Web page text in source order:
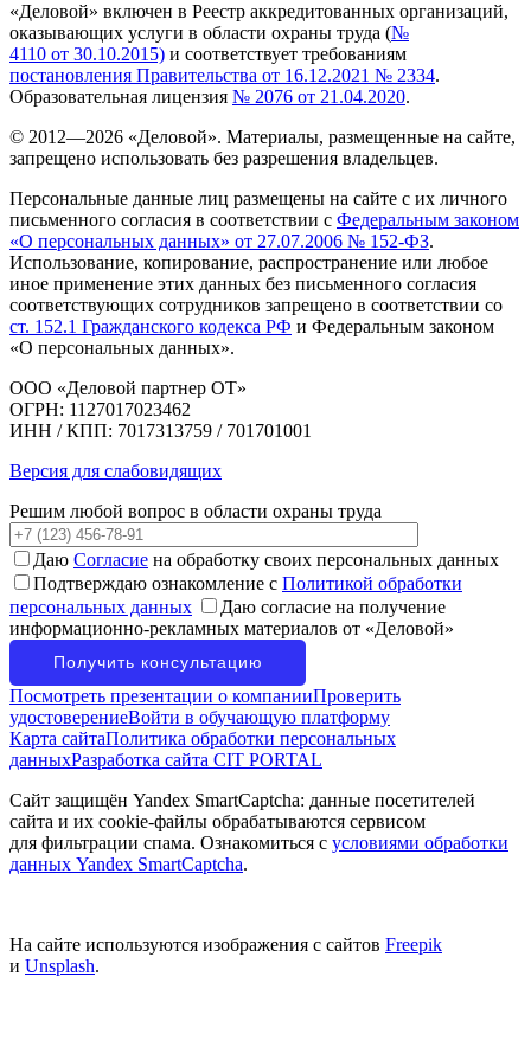
«Деловой» включен в Реестр аккредитованных организаций,
оказывающих услуги в области охраны труда (№
4110 от 30.10.2015) и соответствует требованиям
постановления Правительства от 16.12.2021 № 2334.
Образовательная лицензия № 2076 от 21.04.2020.
© 2012—2026 «Деловой». Материалы, размещенные на сайте,
запрещено использовать без разрешения владельцев.
Персональные данные лиц размещены на сайте с их личного
письменного согласия в соответствии с Федеральным законом
«О персональных данных» от 27.07.2006 № 152-ФЗ.
Использование, копирование, распространение или любое
иное применение этих данных без письменного согласия
соответствующих сотрудников запрещено в соответствии со
ст. 152.1 Гражданского кодекса РФ и Федеральным законом
«О персональных данных».
ООО «Деловой партнер ОТ»
ОГРН: 1127017023462
ИНН / КПП: 7017313759 / 701701001
Версия для слабовидящих
Решим любой вопрос в области охраны труда
Даю Согласие на обработку своих персональных данных
Подтверждаю ознакомление с Политикой обработки
персональных данных
Даю согласие на получение
информационно-рекламных материалов от «Деловой»
Посмотреть презентации о компанииПроверить
удостоверениеВойти в обучающую платформу
Карта сайтаПолитика обработки персональных
данныхРазработка сайта CIT PORTAL
Сайт защищён Yandex SmartCaptcha: данные посетителей
сайта и их cookie-файлы обрабатываются сервисом
для фильтрации спама. Ознакомиться с условиями обработки
данных Yandex SmartCaptcha.
На сайте используются изображения с сайтов Freepik
и Unsplash.